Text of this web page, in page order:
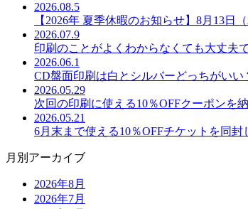
2026.08.5
【2026年 夏季休暇のお知らせ】8月13日
2026.07.9
印刷のことがよくわからなくても大丈夫
2026.06.1
CD盤面印刷は白とシルバーどっちがい
2026.05.29
次回の印刷に使える10％OFFクーポンを
2026.05.21
6月末まで使える10％OFFチケットを同
月別アーカイブ
2026年8月
2026年7月